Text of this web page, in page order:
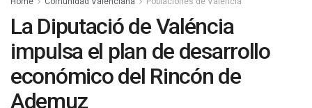
La Diputació de Valéncia
impulsa el plan de desarrollo
económico del Rincón de
Ademuz